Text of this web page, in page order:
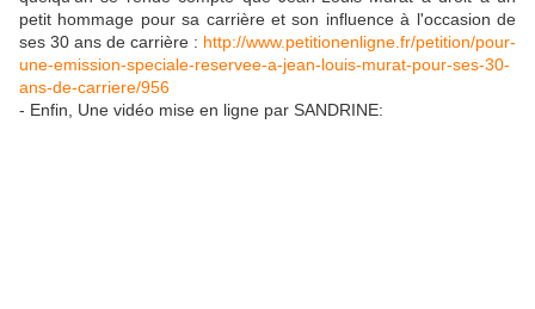
petit hommage pour sa carrière et son influence à l'occasion de
ses 30 ans de carrière : http://www.petitionenligne.fr/petition/pour-
une-emission-speciale-reservee-a-jean-louis-murat-pour-ses-30-
ans-de-carriere/956
- Enfin, Une vidéo mise en ligne par SANDRINE: